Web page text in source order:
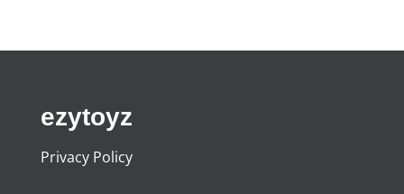
ezytoyz
Privacy Policy